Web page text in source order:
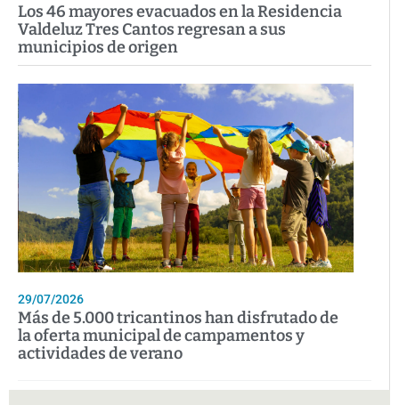
Los 46 mayores evacuados en la Residencia
Valdeluz Tres Cantos regresan a sus
municipios de origen
29/07/2026
Más de 5.000 tricantinos han disfrutado de
la oferta municipal de campamentos y
actividades de verano